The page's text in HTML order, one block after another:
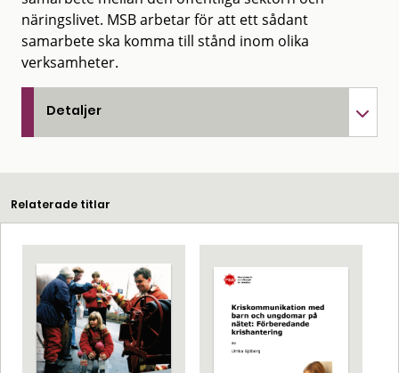
näringslivet. MSB arbetar för att ett sådant
samarbete ska komma till stånd inom olika
verksamheter.
Detaljer
Relaterade titlar